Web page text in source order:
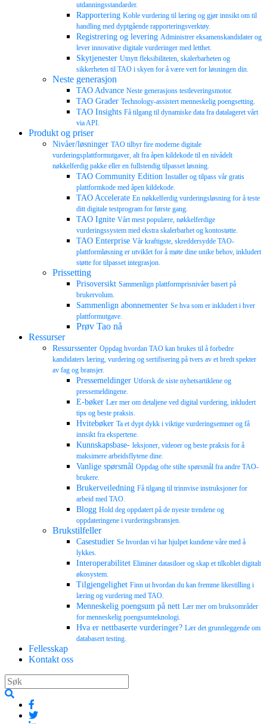
utdanningsstandarder.
Rapportering Koble vurdering til læring og gjør innsikt om til
handling med dyptgående rapporteringsverktøy.
Registrering og levering Administrer eksamenskandidater og
lever innovative digitale vurderinger med letthet.
Skytjenester Utnytt fleksibiliteten, skalerbarheten og
sikkerheten til TAO i skyen for å være vert for løsningen din.
Neste generasjon
TAO Advance Neste generasjons testleveringsmotor.
TAO Grader Technology-assistert menneskelig poengsetting.
TAO Insights Få tilgang til dynamiske data fra datalageret vårt
via API.
Produkt og priser
Nivåer/løsninger TAO tilbyr fire moderne digitale
vurderingsplattformutgaver, alt fra åpen kildekode til en nivådelt
nøkkelferdig pakke eller en fullstendig tilpasset løsning.
TAO Community Edition Installer og tilpass vår gratis
plattformkode med åpen kildekode.
TAO Accelerate En nøkkelferdig vurderingsløsning for å teste
ditt digitale testprogram for første gang.
TAO Ignite Vårt mest populære, nøkkelferdige
vurderingssystem med ekstra skalerbarhet og kontostøtte.
TAO Enterprise Vår kraftigste, skreddersydde TAO-
plattformløsning er utviklet for å møte dine unike behov, inkludert
støtte for tilpasset integrasjon.
Prissetting
Prisoversikt Sammenlign plattformprisnivåer basert på
brukervolum.
Sammenlign abonnementer Se hva som er inkludert i hver
plattformutgave.
Prøv Tao nå
Ressurser
Ressurssenter Oppdag hvordan TAO kan brukes til å forbedre
kandidaters læring, vurdering og sertifisering på tvers av et bredt spekter
av fag og bransjer.
Pressemeldinger Utforsk de siste nyhetsartiklene og
pressemeldingene.
E-bøker Lær mer om detaljene ved digital vurdering, inkludert
tips og beste praksis.
Hvitebøker Ta et dypt dykk i viktige vurderingsemner og få
innsikt fra ekspertene.
Kunnskapsbase- leksjoner, videoer og beste praksis for å
maksimere arbeidsflytene dine.
Vanlige spørsmål Oppdag ofte stilte spørsmål fra andre TAO-
brukere.
Brukerveiledning Få tilgang til trinnvise instruksjoner for
arbeid med TAO.
Blogg Hold deg oppdatert på de nyeste trendene og
oppdateringene i vurderingsbransjen.
Brukstilfeller
Casestudier Se hvordan vi har hjulpet kundene våre med å
lykkes.
Interoperabilitet Eliminer datasiloer og skap et tilkoblet digitalt
økosystem.
Tilgjengelighet Finn ut hvordan du kan fremme likestilling i
læring og vurdering med TAO.
Menneskelig poengsum på nett Lær mer om bruksområder
for menneskelig poengsumteknologi.
Hva er nettbaserte vurderinger? Lær det grunnleggende om
databasert testing.
Fellesskap
Kontakt oss